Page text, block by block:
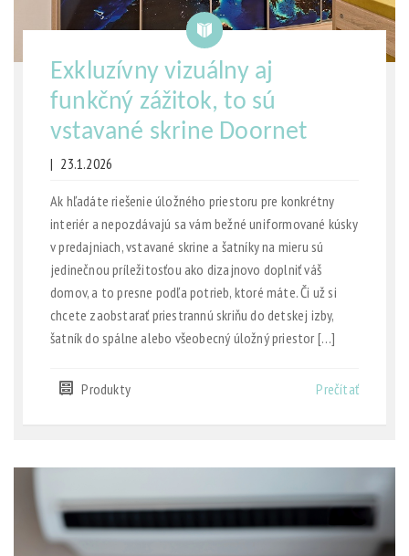
Exkluzívny vizuálny aj
funkčný zážitok, to sú
vstavané skrine Doornet
| 23.1.2026
Ak hľadáte riešenie úložného priestoru pre konkrétny
interiér a nepozdávajú sa vám bežné uniformované kúsky
v predajniach, vstavané skrine a šatníky na mieru sú
jedinečnou príležitosťou ako dizajnovo doplniť váš
domov, a to presne podľa potrieb, ktoré máte. Či už si
chcete zaobstarať priestrannú skriňu do detskej izby,
šatník do spálne alebo všeobecný úložný priestor […]
Produkty Prečítať